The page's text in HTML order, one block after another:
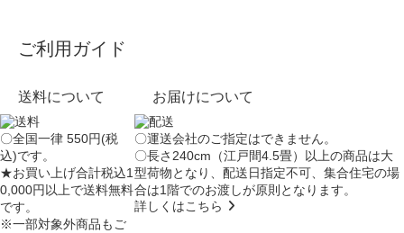
ご利用ガイド
送料について
〇全国一律 550円(税
込)です。
★お買い上げ合計税込1
0,000円以上で送料無料
です。
※一部対象外商品もご
お届けについて
〇運送会社のご指定はできません。
〇長さ240cm（江戸間4.5畳）以上の商品は大
型荷物となり、配送日指定不可 、集合住宅の場
合は1階でのお渡しが原則となります。
詳しくはこちら